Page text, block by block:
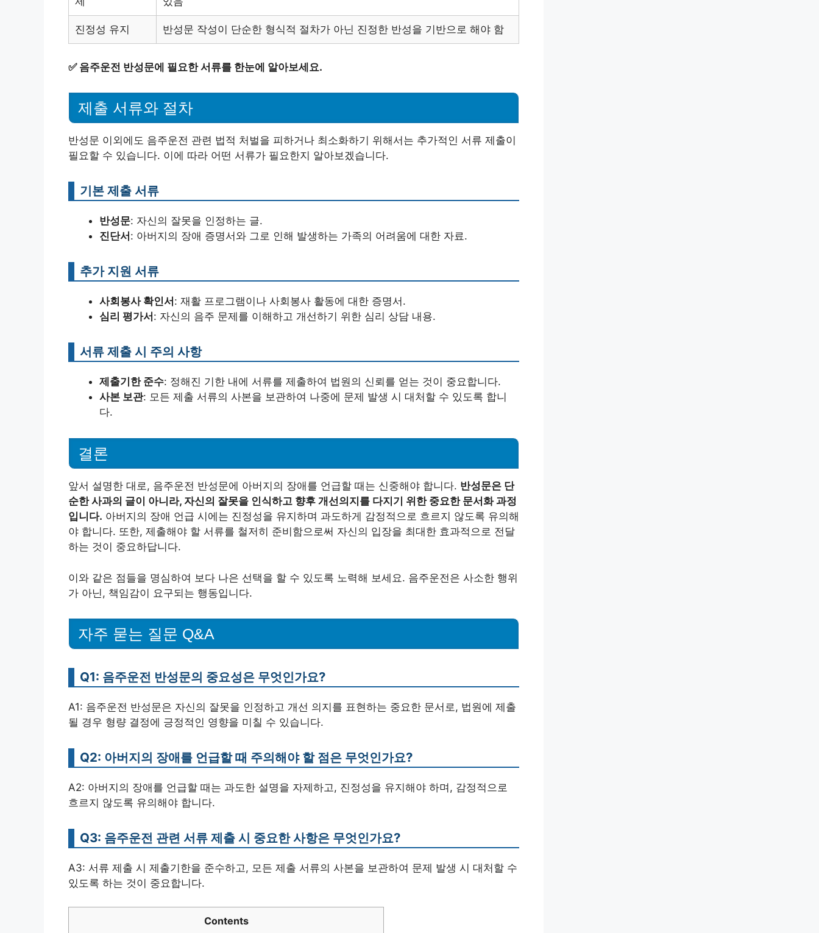
진정성 유지 반성문 작성이 단순한 형식적 절차가 아닌 진정한 반성을 기반으로 해야 함
✅ 음주운전 반성문에 필요한 서류를 한눈에 알아보세요.
제출 서류와 절차
반성문 이외에도 음주운전 관련 법적 처벌을 피하거나 최소화하기 위해서는 추가적인 서류 제출이
필요할 수 있습니다. 이에 따라 어떤 서류가 필요한지 알아보겠습니다.
기본 제출 서류
반성문: 자신의 잘못을 인정하는 글.
진단서 : 아버지의 장애 증명서와 그로 인해 발생하는 가족의 어려움에 대한 자료.
추가 지원 서류
사회봉사 확인서 : 재활 프로그램이나 사회봉사 활동에 대한 증명서.
심리 평가서 : 자신의 음주 문제를 이해하고 개선하기 위한 심리 상담 내용.
서류 제출 시 주의 사항
제출기한 준수: 정해진 기한 내에 서류를 제출하여 법원의 신뢰를 얻는 것이 중요합니다.
사본 보관: 모든 제출 서류의 사본을 보관하여 나중에 문제 발생 시 대처할 수 있도록 합니
다.
결론
앞서 설명한 대로, 음주운전 반성문에 아버지의 장애를 언급할 때는 신중해야 합니다. 반성문은 단
순한 사과의 글이 아니라, 자신의 잘못을 인식하고 향후 개선의지를 다지기 위한 중요한 문서화 과정
입니다. 아버지의 장애 언급 시에는 진정성을 유지하며 과도하게 감정적으로 흐르지 않도록 유의해
야 합니다. 또한, 제출해야 할 서류를 철저히 준비함으로써 자신의 입장을 최대한 효과적으로 전달
하는 것이 중요하답니다.
이와 같은 점들을 명심하여 보다 나은 선택을 할 수 있도록 노력해 보세요. 음주운전은 사소한 행위
가 아닌, 책임감이 요구되는 행동입니다.
자주 묻는 질문 Q&A
Q1: 음주운전 반성문의 중요성은 무엇인가요?
A1: 음주운전 반성문은 자신의 잘못을 인정하고 개선 의지를 표현하는 중요한 문서로, 법원에 제출
될 경우 형량 결정에 긍정적인 영향을 미칠 수 있습니다.
Q2: 아버지의 장애를 언급할 때 주의해야 할 점은 무엇인가요?
A2: 아버지의 장애를 언급할 때는 과도한 설명을 자제하고, 진정성을 유지해야 하며, 감정적으로
흐르지 않도록 유의해야 합니다.
Q3: 음주운전 관련 서류 제출 시 중요한 사항은 무엇인가요?
A3: 서류 제출 시 제출기한을 준수하고, 모든 제출 서류의 사본을 보관하여 문제 발생 시 대처할 수
있도록 하는 것이 중요합니다.
Contents